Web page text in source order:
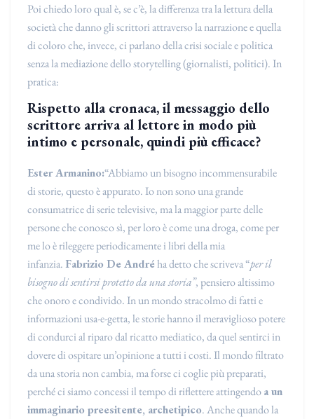
Poi chiedo loro qual è, se c’è, la differenza tra la lettura della
società che danno gli scrittori attraverso la narrazione e quella
di coloro che, invece, ci parlano della crisi sociale e politica
senza la mediazione dello storytelling (giornalisti, politici). In
pratica:
Rispetto alla cronaca, il messaggio dello
scrittore arriva al lettore in modo più
intimo e personale, quindi più efficace?
Ester Armanino:“Abbiamo un bisogno incommensurabile
di storie, questo è appurato. Io non sono una grande
consumatrice di serie televisive, ma la maggior parte delle
persone che conosco sì, per loro è come una droga, come per
me lo è rileggere periodicamente i libri della mia
infanzia. Fabrizio De Andréha detto che scriveva “per il
bisogno di sentirsi protetto da una storia”, pensiero altissimo
che onoro e condivido. In un mondo stracolmo di fatti e
informazioni usa-e-getta, le storie hanno il meraviglioso potere
di condurci al riparo dal ricatto mediatico, da quel sentirci in
dovere di ospitare un’opinione a tutti i costi. Il mondo filtrato
da una storia non cambia, ma forse ci coglie più preparati,
perché ci siamo concessi il tempo di riflettere attingendoa un
immaginario preesitente, archetipico. Anche quando la